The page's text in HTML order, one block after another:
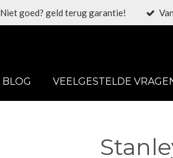
Niet goed? geld terug garantie!
BLOG VEELGESTELDE